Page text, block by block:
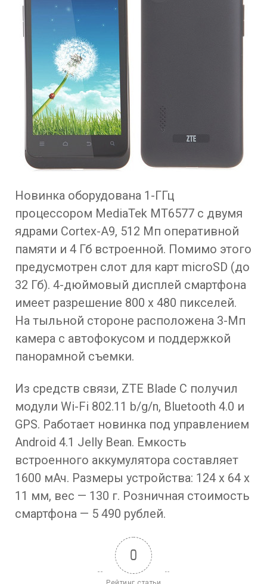
Новинка оборудована 1-ГГц
процессором MediaTek MT6577 с двумя
ядрами Cortex-A9, 512 Мп оперативной
памяти и 4 Гб встроенной. Помимо этого
предусмотрен слот для карт microSD (до
32 Гб). 4-дюймовый дисплей смартфона
имеет разрешение 800 x 480 пикселей.
На тыльной стороне расположена 3-Мп
камера с автофокусом и поддержкой
панорамной съемки.
Из средств связи, ZTE Blade C получил
модули Wi-Fi 802.11 b/g/n, Bluetooth 4.0 и
GPS. Работает новинка под управлением
Android 4.1 Jelly Bean. Емкость
встроенного аккумулятора составляет
1600 мАч. Размеры устройства: 124 х 64 х
11 мм, вес — 130 г. Розничная стоимость
смартфона — 5 490 рублей.
0